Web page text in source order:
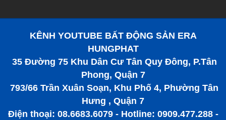
KÊNH YOUTUBE BẤT ĐỘNG SẢN ERA
HUNGPHAT
35 Đường 75 Khu Dân Cư Tân Quy Đông, P.Tân
Phong, Quận 7
793/66 Trần Xuân Soạn, Khu Phố 4, Phường Tân
Hưng , Quận 7
Điện thoại: 08.6683.6079 - Hotline: 0909.477.288 -